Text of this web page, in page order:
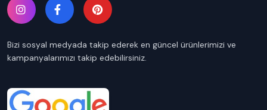
Bizi sosyal medyada takip ederek en güncel ürünlerimizi ve
kampanyalarımızı takip edebilirsiniz.